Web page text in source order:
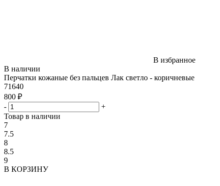
В избранное
В наличии
Перчатки кожаные без пальцев Лак светло - коричневые
71640
800 ₽
-
+
Товар в наличии
7
7.5
8
8.5
9
В КОРЗИНУ